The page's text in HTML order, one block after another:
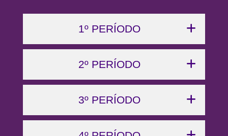
1º PERÍODO
2º PERÍODO
3º PERÍODO